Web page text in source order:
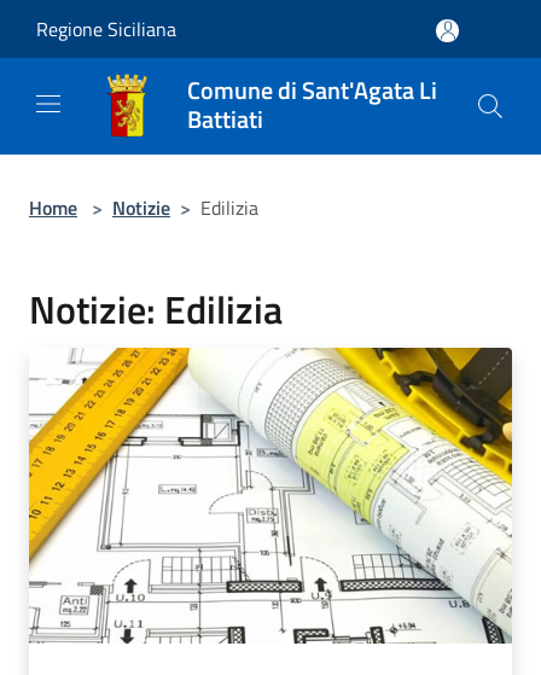
Regione Siciliana
Comune di Sant'Agata Li
Battiati
Home > Notizie > Edilizia
Notizie: Edilizia